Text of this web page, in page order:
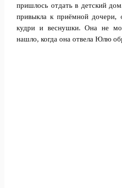
пришлось отдать в детский
привыкла к приёмной дочери,
кудри и веснушки. Она не
нашло, когда она отвела Юлю